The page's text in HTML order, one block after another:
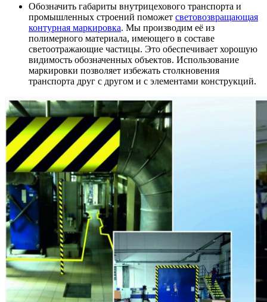
Обозначить габариты внутрицехового транспорта и
промышленных строений поможет световозвращающая
контурная маркировка. Мы производим её из
полимерного материала, имеющего в составе
светоотражающие частицы. Это обеспечивает хорошую
видимость обозначенных объектов. Использование
маркировки позволяет избежать столкновения
транспорта друг с другом и с элементами конструкций.